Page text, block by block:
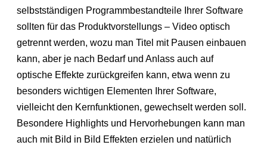
selbstständigen Programmbestandteile Ihrer Software
sollten für das Produktvorstellungs – Video optisch
getrennt werden, wozu man Titel mit Pausen einbauen
kann, aber je nach Bedarf und Anlass auch auf
optische Effekte zurückgreifen kann, etwa wenn zu
besonders wichtigen Elementen Ihrer Software,
vielleicht den Kernfunktionen, gewechselt werden soll.
Besondere Highlights und Hervorhebungen kann man
auch mit Bild in Bild Effekten erzielen und natürlich